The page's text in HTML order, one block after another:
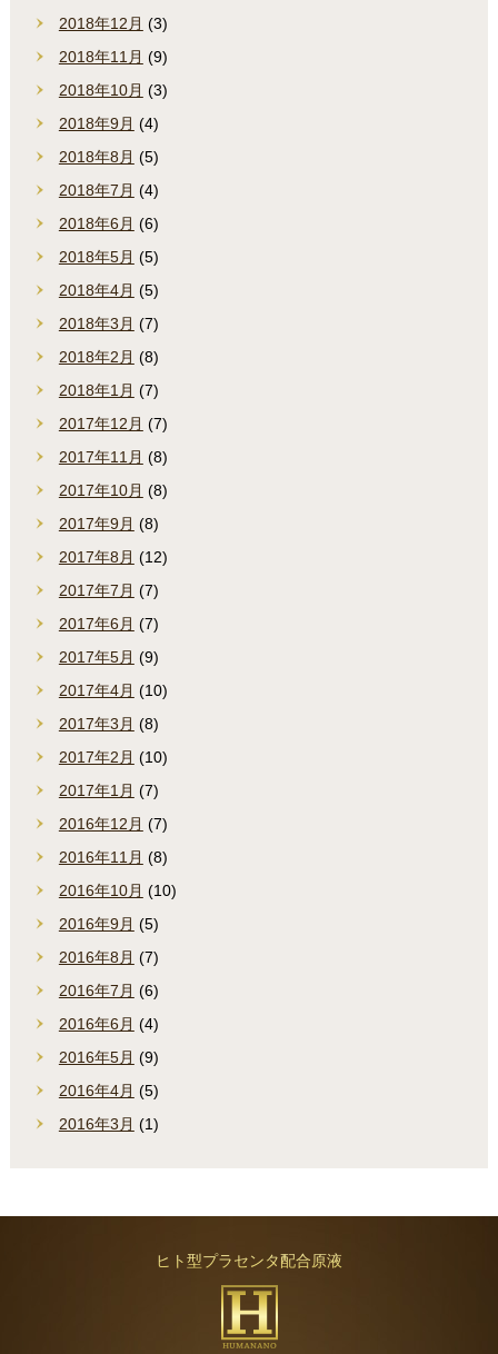
2018年12月 (3)
2018年11月 (9)
2018年10月 (3)
2018年9月 (4)
2018年8月 (5)
2018年7月 (4)
2018年6月 (6)
2018年5月 (5)
2018年4月 (5)
2018年3月 (7)
2018年2月 (8)
2018年1月 (7)
2017年12月 (7)
2017年11月 (8)
2017年10月 (8)
2017年9月 (8)
2017年8月 (12)
2017年7月 (7)
2017年6月 (7)
2017年5月 (9)
2017年4月 (10)
2017年3月 (8)
2017年2月 (10)
2017年1月 (7)
2016年12月 (7)
2016年11月 (8)
2016年10月 (10)
2016年9月 (5)
2016年8月 (7)
2016年7月 (6)
2016年6月 (4)
2016年5月 (9)
2016年4月 (5)
2016年3月 (1)
ヒト型プラセンタ配合原液